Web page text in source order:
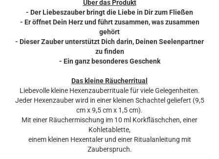
Über das Produkt
- Der Liebeszauber bringt die Liebe in Dir zum Fließen
- Er öffnet Dein Herz und führt zusammen, was zusammen
gehört
- Dieser Zauber unterstützt Dich darin, Deinen Seelenpartner
zu finden
- Ein ganz besonderes Geschenk
Das kleine Räucherritual
Liebevolle kleine Hexenzauberrituale für viele Gelegenheiten.
Jeder Hexenzauber wird in einer kleinen Schachtel geliefert (9,5
cm x 9,5 cm x 1,5 cm).
Mit einer Räuchermischung im 10 ml Korkfläschchen, einer
Kohletablette,
einem kleinen Hexentaler und einer Ritualanleitung mit
Zauberspruch.